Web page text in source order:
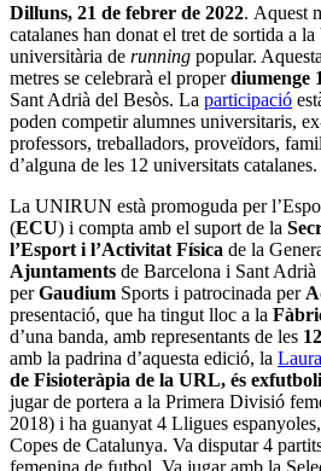
Dilluns, 21 de febrer de 2022. Aquest
catalanes han donat el tret de sortida a la
universitària de running popular.
metres se celebrarà el properdiumenge
Sant Adrià del Besòs. La participació
poden competir alumnes universitaris,
professors, treballadors, proveïdors,
d’alguna de les 12 universitats catalanes.
La UNIRUN està promoguda per
(ECU) i compta amb el suport de la
l’Esport i l’Activitat Física de la
Ajuntaments de Barcelona i Sant Adrià
perGaudium Sports i patrocinada per
presentació, que ha tingut lloc a la
d’una banda, amb representants de les
amb la padrina d’aquesta edició, la
de Fisioteràpia de la URL, és
jugar de portera a la Primera Divisió
2018) i ha guanyat 4 Lligues
Copes de Catalunya. Va disputar 4
femenina de futbol. Va jugar amb la